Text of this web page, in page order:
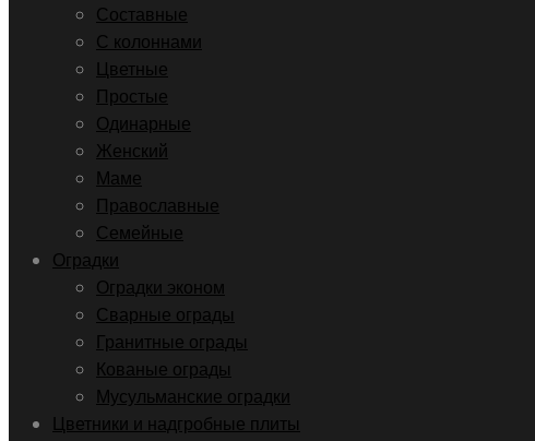
Составные
С колоннами
Цветные
Простые
Одинарные
Женский
Маме
Православные
Семейные
Оградки
Оградки эконом
Сварные ограды
Гранитные ограды
Кованые ограды
Мусульманские оградки
Цветники и надгробные плиты